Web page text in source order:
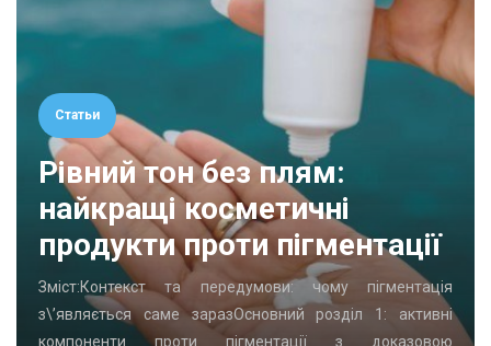
Статьи
Рівний тон без плям:
найкращі косметичні
продукти проти пігментації
Зміст:Контекст та передумови: чому пігментація
з\’являється саме заразОсновний розділ 1: активні
компоненти проти пігментації з доказовою